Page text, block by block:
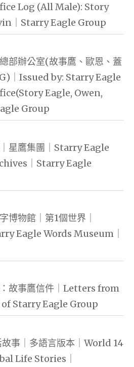
Log (All Male): Story
｜Starry Eagle Group
部辦公室(故事鷹、歐恩、蓋
｜Issued by: Starry Eagle
Eagle, Owen,
Group
星鷹集團｜Starry Eagle
｜Starry Eagle
博物館｜第1個世界｜
Eagle Words Museum｜
故事鷹信件｜Letters from
of Starry Eagle Group
事｜多語言版本｜World 14
Life Stories｜